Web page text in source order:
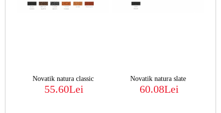
Novatik natura classic
55.60Lei
Novatik natura slate
60.08Lei